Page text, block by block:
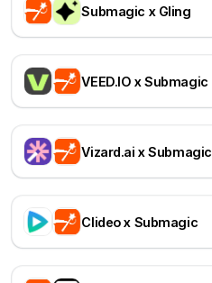
Submagic x Gling
VEED.IO x Submagic
Vizard.ai x Submagic
Clideo x Submagic